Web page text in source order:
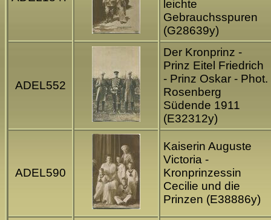
leichte
Gebrauchsspuren
(G28639y)
ADEL552
Der Kronprinz -
Prinz Eitel Friedrich
- Prinz Oskar - Phot.
Rosenberg
Südende 1911
(E32312y)
ADEL590
Kaiserin Auguste
Victoria -
Kronprinzessin
Cecilie und die
Prinzen (E38886y)